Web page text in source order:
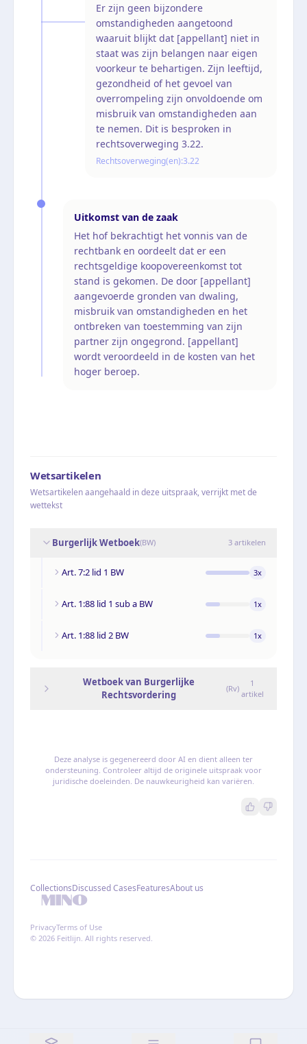
Er zijn geen bijzondere
omstandigheden aangetoond
waaruit blijkt dat [appellant] niet in
staat was zijn belangen naar eigen
voorkeur te behartigen. Zijn leeftijd,
gezondheid of het gevoel van
overrompeling zijn onvoldoende om
misbruik van omstandigheden aan
te nemen. Dit is besproken in
rechtsoverweging 3.22.
Rechtsoverweging(en):3.22
Uitkomst van de zaak
Het hof bekrachtigt het vonnis van de
rechtbank en oordeelt dat er een
rechtsgeldige koopovereenkomst tot
stand is gekomen. De door [appellant]
aangevoerde gronden van dwaling,
misbruik van omstandigheden en het
ontbreken van toestemming van zijn
partner zijn ongegrond. [appellant]
wordt veroordeeld in de kosten van het
hoger beroep.
Wetsartikelen
Wetsartikelen aangehaald in deze uitspraak, verrijkt met de
wettekst
Burgerlijk Wetboek(BW) 3 artikelen
Art. 7:2 lid 1 BW 3x
Art. 1:88 lid 1 sub a BW 1x
Art. 1:88 lid 2 BW 1x
Wetboek van Burgerlijke
Rechtsvordering
(Rv)
1
artikel
Deze analyse is gegenereerd door AI en dient alleen ter
ondersteuning. Controleer altijd de originele uitspraak voor
juridische doeleinden. De nauwkeurigheid kan variëren.
CollectionsDiscussed CasesFeaturesAbout us
PrivacyTerms of Use
© 2026 Feitlijn. All rights reserved.